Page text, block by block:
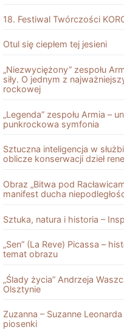
18. Festiwal Twórczości
Otul się ciepłem tej jesieni
„Niezwyciężony” zespołu
siły. O jednym z
rockowej
„Legenda” zespołu Armia –
punkrockowa symfonia
Sztuczna inteligencja w
oblicze konserwacji dzieł
Obraz „Bitwa pod
manifest ducha
Sztuka, natura i historia –
„Sen” (La Reve) Picassa –
temat obrazu
„Ślady życia” Andrzeja
Olsztynie
Zuzanna – Suzanne
piosenki